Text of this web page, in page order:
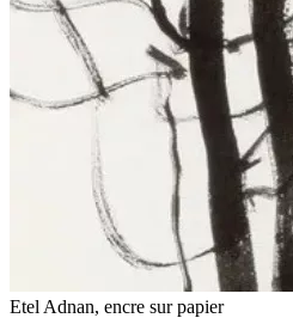
Etel Adnan, encre sur papier